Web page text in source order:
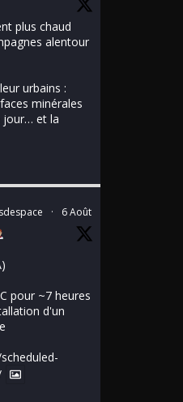
plus chaud
alentour
urbains :
minérales
jour… et la
· 6 Août
pour ~7 heures
d'un